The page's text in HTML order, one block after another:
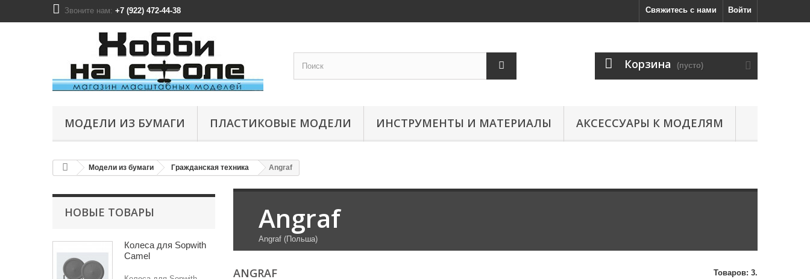
Войти
Свяжитесь с нами
Звоните нам: +7 (922) 472-44-38
Корзина (пусто)
МОДЕЛИ ИЗ БУМАГИ ПЛАСТИКОВЫЕ МОДЕЛИ ИНСТРУМЕНТЫ И МАТЕРИАЛЫ АКСЕССУАРЫ К МОДЕЛЯМ
Модели из бумаги Гражданская техника Angraf
НОВЫЕ ТОВАРЫ
Колеса для Sopwith
Camel
Angraf
Angraf (Польша)
ANGRAF Товаров: 3.